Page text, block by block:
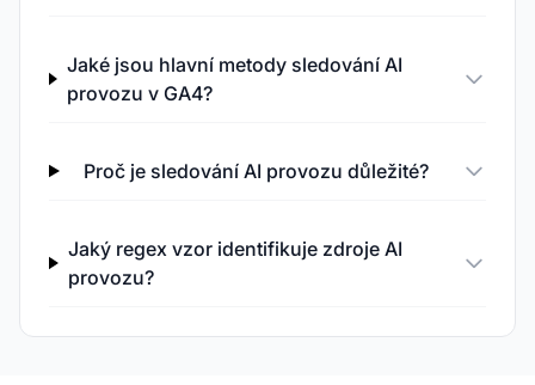
Jaké jsou hlavní metody sledování AI
provozu v GA4?
Proč je sledování AI provozu důležité?
Jaký regex vzor identifikuje zdroje AI
provozu?